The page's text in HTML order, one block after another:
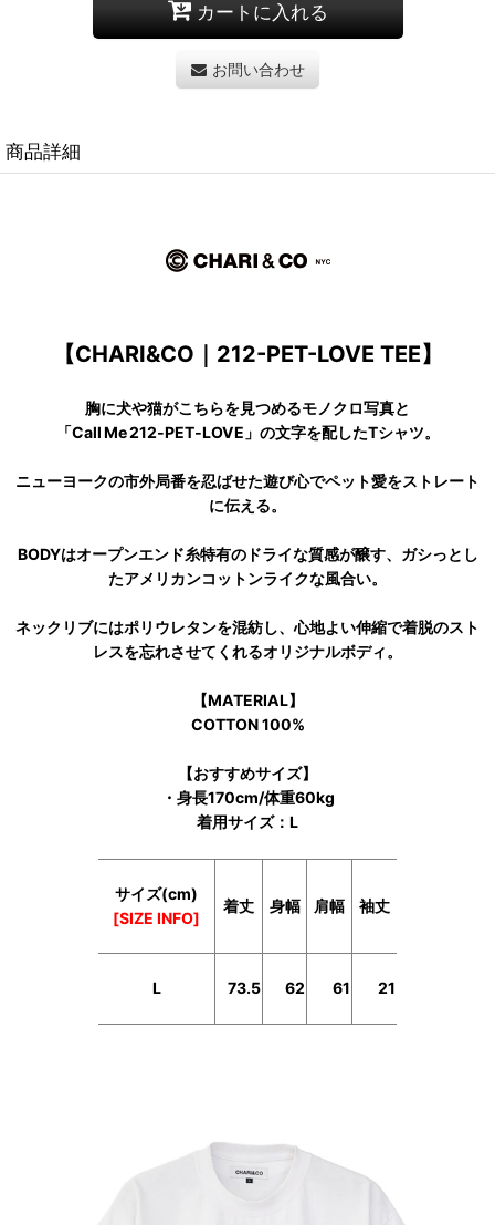
カートに入れる
お問い合わせ
商品詳細
【CHARI&CO｜212-PET-LOVE TEE】
胸に犬や猫がこちらを見つめるモノクロ写真と
「Call Me 212‑PET‑LOVE」の文字を配したTシャツ。
ニューヨークの市外局番を忍ばせた遊び心でペット愛をストレート
に伝える。
BODYはオープンエンド糸特有のドライな質感が醸す、ガシっとし
たアメリカンコットンライクな風合い。
ネックリブにはポリウレタンを混紡し、心地よい伸縮で着脱のスト
レスを忘れさせてくれるオリジナルボディ。
【MATERIAL】
COTTON 100%
【おすすめサイズ】
・身長170cm/体重60kg
着用サイズ：L
サイズ(cm)
[SIZE INFO]
着丈 身幅 肩幅 袖丈
L 73.5 62 61 21